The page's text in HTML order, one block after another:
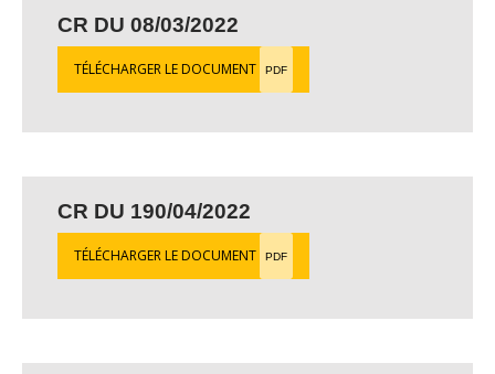
CR DU 08/03/2022
TÉLÉCHARGER LE DOCUMENT PDF
CR DU 190/04/2022
TÉLÉCHARGER LE DOCUMENT PDF